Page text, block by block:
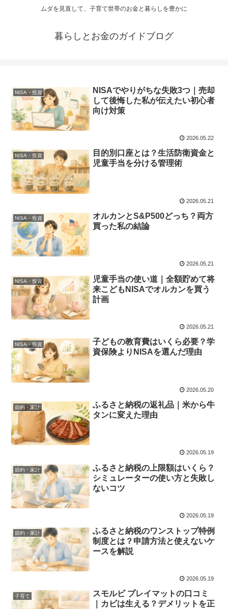
ムダを見直して、子育て世帯のお金と暮らしを豊かに
暮らしとお金のガイドブログ
NISA・投資
NISAでやりがちな失敗3つ｜売却
して後悔した私が伝えたい初心者
向け対策
2026.05.22
NISA・投資
目的別口座とは？生活防衛資金と
児童手当を分ける管理術
2026.05.21
NISA・投資
オルカンとS&P500どっち？両方
買った私の結論
2026.05.21
NISA・投資
児童手当の使い道｜全額貯めて将
来こどもNISAでオルカンを買う
計画
2026.05.21
NISA・投資
子どもの教育費はいくら必要？学
資保険よりNISAを選んだ理由
2026.05.20
節約・家計
ふるさと納税の返礼品｜米から牛
タンに変えた理由
2026.05.19
節約・家計
ふるさと納税の上限額はいくら？
シミュレーターの使い方と失敗し
ないコツ
2026.05.19
節約・家計
ふるさと納税のワンストップ特例
制度とは？申請方法と使えないケ
ースを解説
2026.05.19
子育て
スモルビ プレイマットの口コミ
｜カビは生える？デメリットを正